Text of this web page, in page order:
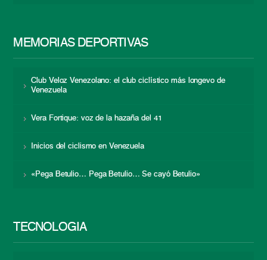
MEMORIAS DEPORTIVAS
Club Veloz Venezolano: el club ciclístico más longevo de
Venezuela
Vera Fortique: voz de la hazaña del 41
Inicios del ciclismo en Venezuela
«Pega Betulio… Pega Betulio… Se cayó Betulio»
TECNOLOGÍA